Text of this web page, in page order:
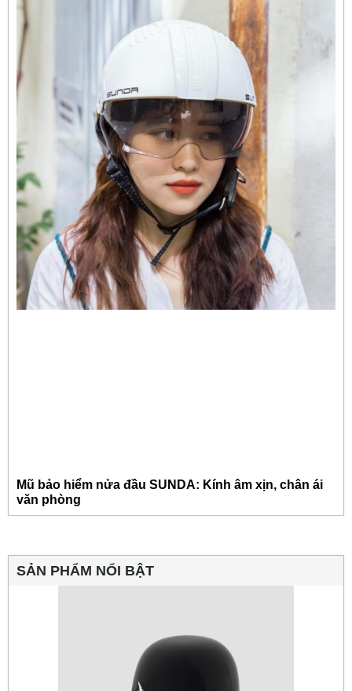
Mũ bảo hiểm nửa đầu SUNDA: Kính âm xịn, chân ái
văn phòng
SẢN PHẨM NỔI BẬT